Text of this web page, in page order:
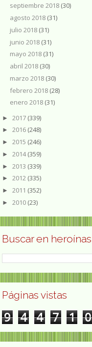
septiembre 2018 (30)
agosto 2018 (31)
julio 2018 (31)
junio 2018 (31)
mayo 2018 (31)
abril 2018 (30)
marzo 2018 (30)
febrero 2018 (28)
enero 2018 (31)
► 2017 (339)
► 2016 (248)
► 2015 (246)
► 2014(359)
► 2013 (339)
► 2012 (335)
► 2011 (352)
► 2010 (23)
Buscar en heroínas
Páginas vistas
9 4 4 7 1 0